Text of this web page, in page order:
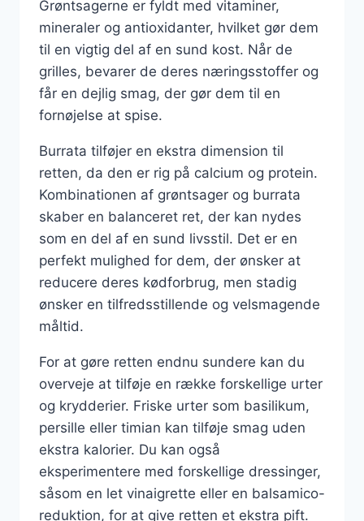
Grøntsagerne er fyldt med vitaminer,
mineraler og antioxidanter, hvilket gør dem
til en vigtig del af en sund kost. Når de
grilles, bevarer de deres næringsstoffer og
får en dejlig smag, der gør dem til en
fornøjelse at spise.
Burrata tilføjer en ekstra dimension til
retten, da den er rig på calcium og protein.
Kombinationen af grøntsager og burrata
skaber en balanceret ret, der kan nydes
som en del af en sund livsstil. Det er en
perfekt mulighed for dem, der ønsker at
reducere deres kødforbrug, men stadig
ønsker en tilfredsstillende og velsmagende
måltid.
For at gøre retten endnu sundere kan du
overveje at tilføje en række forskellige urter
og krydderier. Friske urter som basilikum,
persille eller timian kan tilføje smag uden
ekstra kalorier. Du kan også
eksperimentere med forskellige dressinger,
såsom en let vinaigrette eller en balsamico-
reduktion, for at give retten et ekstra pift.